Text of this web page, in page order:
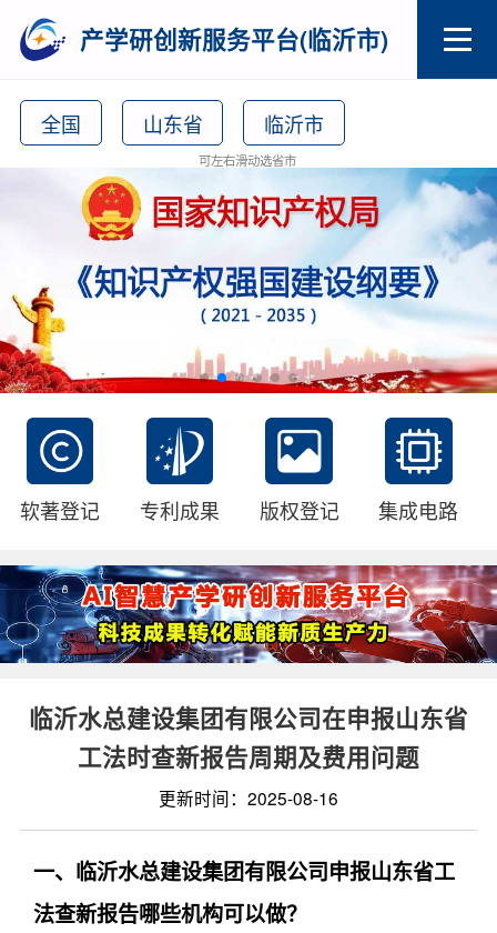
产学研创新服务平台(临沂市)
全国 山东省 临沂市
可左右滑动选省市
软著登记 专利成果 版权登记 集成电路
临沂水总建设集团有限公司在申报山东省
工法时查新报告周期及费用问题
更新时间：2025-08-16
一、临沂水总建设集团有限公司申报山东省工
法查新报告哪些机构可以做？